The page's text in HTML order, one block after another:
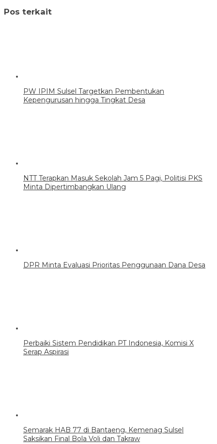
Pos terkait
PW IPIM Sulsel Targetkan Pembentukan
Kepengurusan hingga Tingkat Desa
NTT Terapkan Masuk Sekolah Jam 5 Pagi, Politisi PKS
Minta Dipertimbangkan Ulang
DPR Minta Evaluasi Prioritas Penggunaan Dana Desa
Perbaiki Sistem Pendidikan PT Indonesia, Komisi X
Serap Aspirasi
Semarak HAB 77 di Bantaeng, Kemenag Sulsel
Saksikan Final Bola Voli dan Takraw